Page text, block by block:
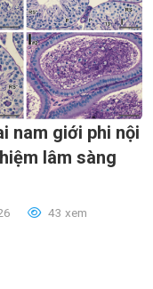
nam giới phi nội
lâm sàng
43 xem